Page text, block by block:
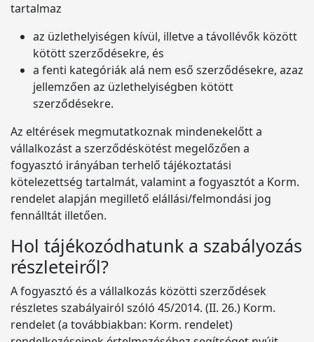
tartalmaz
az üzlethelyiségen kívül, illetve a távollévők között
kötött szerződésekre, és
a fenti kategóriák alá nem eső szerződésekre, azaz
jellemzően az üzlethelyiségben kötött
szerződésekre.
Az eltérések megmutatkoznak mindenekelőtt a
vállalkozást a szerződéskötést megelőzően a
fogyasztó irányában terhelő tájékoztatási
kötelezettség tartalmát, valamint a fogyasztót a Korm.
rendelet alapján megillető elállási/felmondási jog
fennálltát illetően.
Hol tájékozódhatunk a szabályozás
részleteiről?
A fogyasztó és a vállalkozás közötti szerződések
részletes szabályairól szóló 45/2014. (II. 26.) Korm.
rendelet (a továbbiakban: Korm. rendelet)